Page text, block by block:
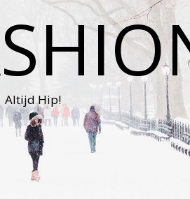
Altijd Hip!